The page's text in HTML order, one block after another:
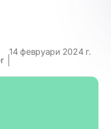
14 февруари 2024 г.